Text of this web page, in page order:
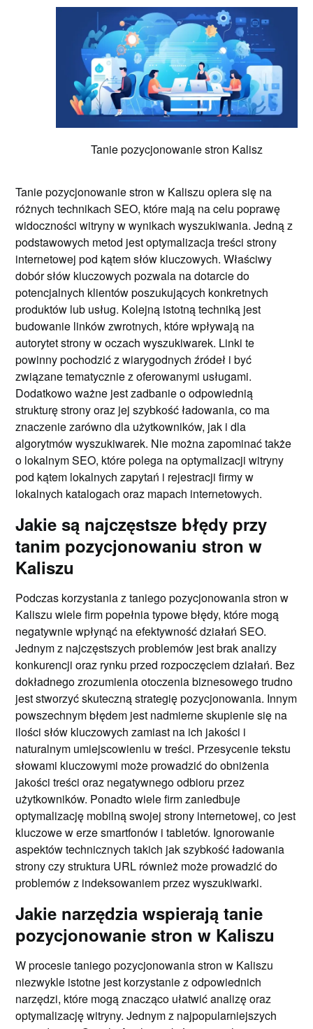
Tanie pozycjonowanie stron Kalisz
Tanie pozycjonowanie stron w Kaliszu opiera się na
różnych technikach SEO, które mają na celu poprawę
widoczności witryny w wynikach wyszukiwania. Jedną z
podstawowych metod jest optymalizacja treści strony
internetowej pod kątem słów kluczowych. Właściwy
dobór słów kluczowych pozwala na dotarcie do
potencjalnych klientów poszukujących konkretnych
produktów lub usług. Kolejną istotną techniką jest
budowanie linków zwrotnych, które wpływają na
autorytet strony w oczach wyszukiwarek. Linki te
powinny pochodzić z wiarygodnych źródeł i być
związane tematycznie z oferowanymi usługami.
Dodatkowo ważne jest zadbanie o odpowiednią
strukturę strony oraz jej szybkość ładowania, co ma
znaczenie zarówno dla użytkowników, jak i dla
algorytmów wyszukiwarek. Nie można zapominać także
o lokalnym SEO, które polega na optymalizacji witryny
pod kątem lokalnych zapytań i rejestracji firmy w
lokalnych katalogach oraz mapach internetowych.
Jakie są najczęstsze błędy przy
tanim pozycjonowaniu stron w
Kaliszu
Podczas korzystania z taniego pozycjonowania stron w
Kaliszu wiele firm popełnia typowe błędy, które mogą
negatywnie wpłynąć na efektywność działań SEO.
Jednym z najczęstszych problemów jest brak analizy
konkurencji oraz rynku przed rozpoczęciem działań. Bez
dokładnego zrozumienia otoczenia biznesowego trudno
jest stworzyć skuteczną strategię pozycjonowania. Innym
powszechnym błędem jest nadmierne skupienie się na
ilości słów kluczowych zamiast na ich jakości i
naturalnym umiejscowieniu w treści. Przesycenie tekstu
słowami kluczowymi może prowadzić do obniżenia
jakości treści oraz negatywnego odbioru przez
użytkowników. Ponadto wiele firm zaniedbuje
optymalizację mobilną swojej strony internetowej, co jest
kluczowe w erze smartfonów i tabletów. Ignorowanie
aspektów technicznych takich jak szybkość ładowania
strony czy struktura URL również może prowadzić do
problemów z indeksowaniem przez wyszukiwarki.
Jakie narzędzia wspierają tanie
pozycjonowanie stron w Kaliszu
W procesie taniego pozycjonowania stron w Kaliszu
niezwykle istotne jest korzystanie z odpowiednich
narzędzi, które mogą znacząco ułatwić analizę oraz
optymalizację witryny. Jednym z najpopularniejszych